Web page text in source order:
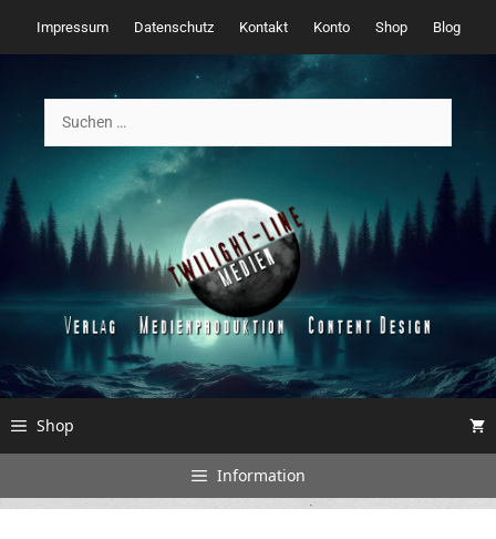
Inhalt
springen
Impressum Datenschutz Kontakt Konto Shop Blog
nach:
Shop
Information